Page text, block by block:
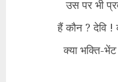
उस पर भी
हैं कौन ? देवि
क्या भक्ति-